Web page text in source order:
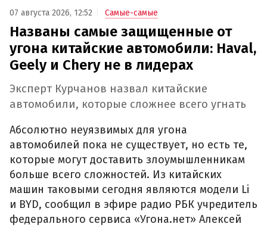
07 августа 2026, 12:52 Самые-самые
Названы самые защищенные от
угона китайские автомобили: Haval,
Geely и Chery не в лидерах
Эксперт Курчанов назвал китайские
автомобили, которые сложнее всего угнать
Абсолютно неуязвимых для угона
автомобилей пока не существует, но есть те,
которые могут доставить злоумышленникам
больше всего сложностей. Из китайских
машин таковыми сегодня являются модели Li
и BYD, сообщил в эфире радио РБК учредитель
федерального сервиса «Угона.нет» Алексей